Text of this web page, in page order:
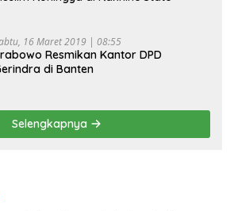
16 Maret 2019 | 08:55
Resmikan Kantor DPD
di Banten
Selengkapnya